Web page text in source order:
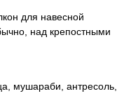
для навесной
над крепостными
мушараби, антресоль,